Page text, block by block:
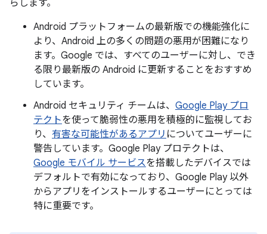
らします。
Android プラットフォームの最新版での機能強化に
より、Android 上の多くの問題の悪用が困難になり
ます。Google では、すべてのユーザーに対し、でき
る限り最新版の Android に更新することをおすすめ
しています。
Android セキュリティ チームは、 Google Play プロ
テクトを使って脆弱性の悪用を積極的に監視してお
り、 有害な可能性があるアプリ についてユーザーに
警告しています。Google Play プロテクトは、
Google モバイル サービスを搭載したデバイスでは
デフォルトで有効になっており、Google Play 以外
からアプリをインストールするユーザーにとっては
特に重要です。